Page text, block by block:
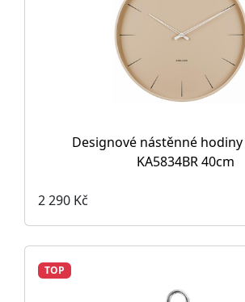
Designové nástěnné
KA5834BR 40cm
2 290 Kč
TOP